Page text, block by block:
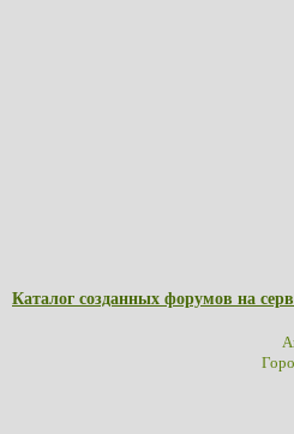
Каталог созданных форумов на